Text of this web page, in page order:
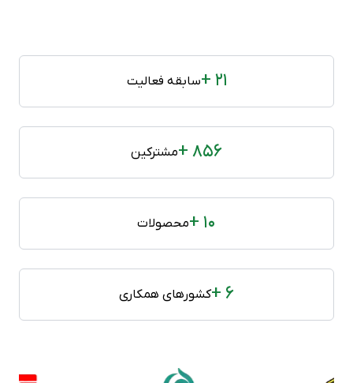
+ 21سابقه فعالیت
+ 856مشترکین
+ 10محصولات
+ 6کشورهای همکاری